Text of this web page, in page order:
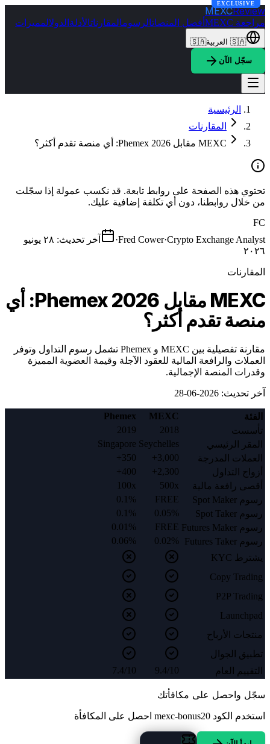
MEXCReview
مراجعة MEXC أفضل المنصاتالرسومالمقارناتالأدلة الدولالمميزات
🇸🇦 العربية🇸🇦
سجّل الآن
الرئيسية
المقارنات
MEXC مقابل Phemex 2026: أي منصة تقدم أكثر؟
تحتوي هذه الصفحة على روابط تابعة. قد نكسب عمولة إذا سجّلت
من خلال روابطنا، دون أي تكلفة إضافية عليك.
FC
Fred Cower·Crypto Exchange Analyst
· آخر تحديث:
٢٨ يونيو
٢٠٢٦
المقارنات
MEXC مقابل Phemex 2026: أي
منصة تقدم أكثر؟
مقارنة تفصيلية بين MEXC و Phemex تشمل رسوم التداول وتوفر
العملات والرافعة المالية للعقود الآجلة وقيمة العضوية المميزة
وقدرات المنصة الإجمالية.
آخر تحديث:
2026-06-28
الفئة MEXC
Phemex
تأسست
2018
2019
المقر الرئيسي
Seychelles
Singapore
العملات المدرجة
3,000+
350+
أزواج التداول
2,300+
400+
أقصى رافعة مالية
500x
100x
رسوم Spot Maker
FREE
0.1%
رسوم Spot Taker
0.05%
0.1%
رسوم Futures Maker
FREE
0.01%
رسوم Futures Taker
0.02%
0.06%
يشترط KYC
Copy Trading
P2P Trading
Launchpad
منتجات الأرباح
تطبيق الجوال
التقييم العام
9.4/10
7.4/10
سجّل واحصل على مكافأتك
استخدم الكود mexc-bonus20 احصل على المكافأة
EXCLUSIVE
EXCLUSIVE